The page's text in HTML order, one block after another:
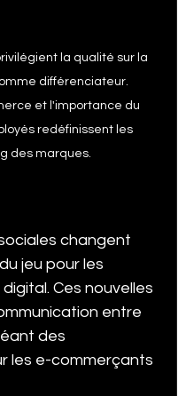
la qualité sur la
différenciateur.
et l'importance du
redéfinissent les
des marques.
changent
jeu pour les
Ces nouvelles
entre
des
les e-commerçants